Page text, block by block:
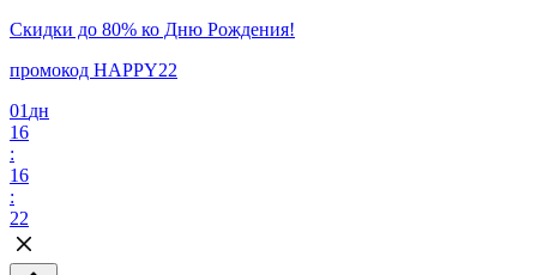
Скидки до 80% ко Дню Рождения!
промокод HAPPY22
01 дн
16
:
16
:
22